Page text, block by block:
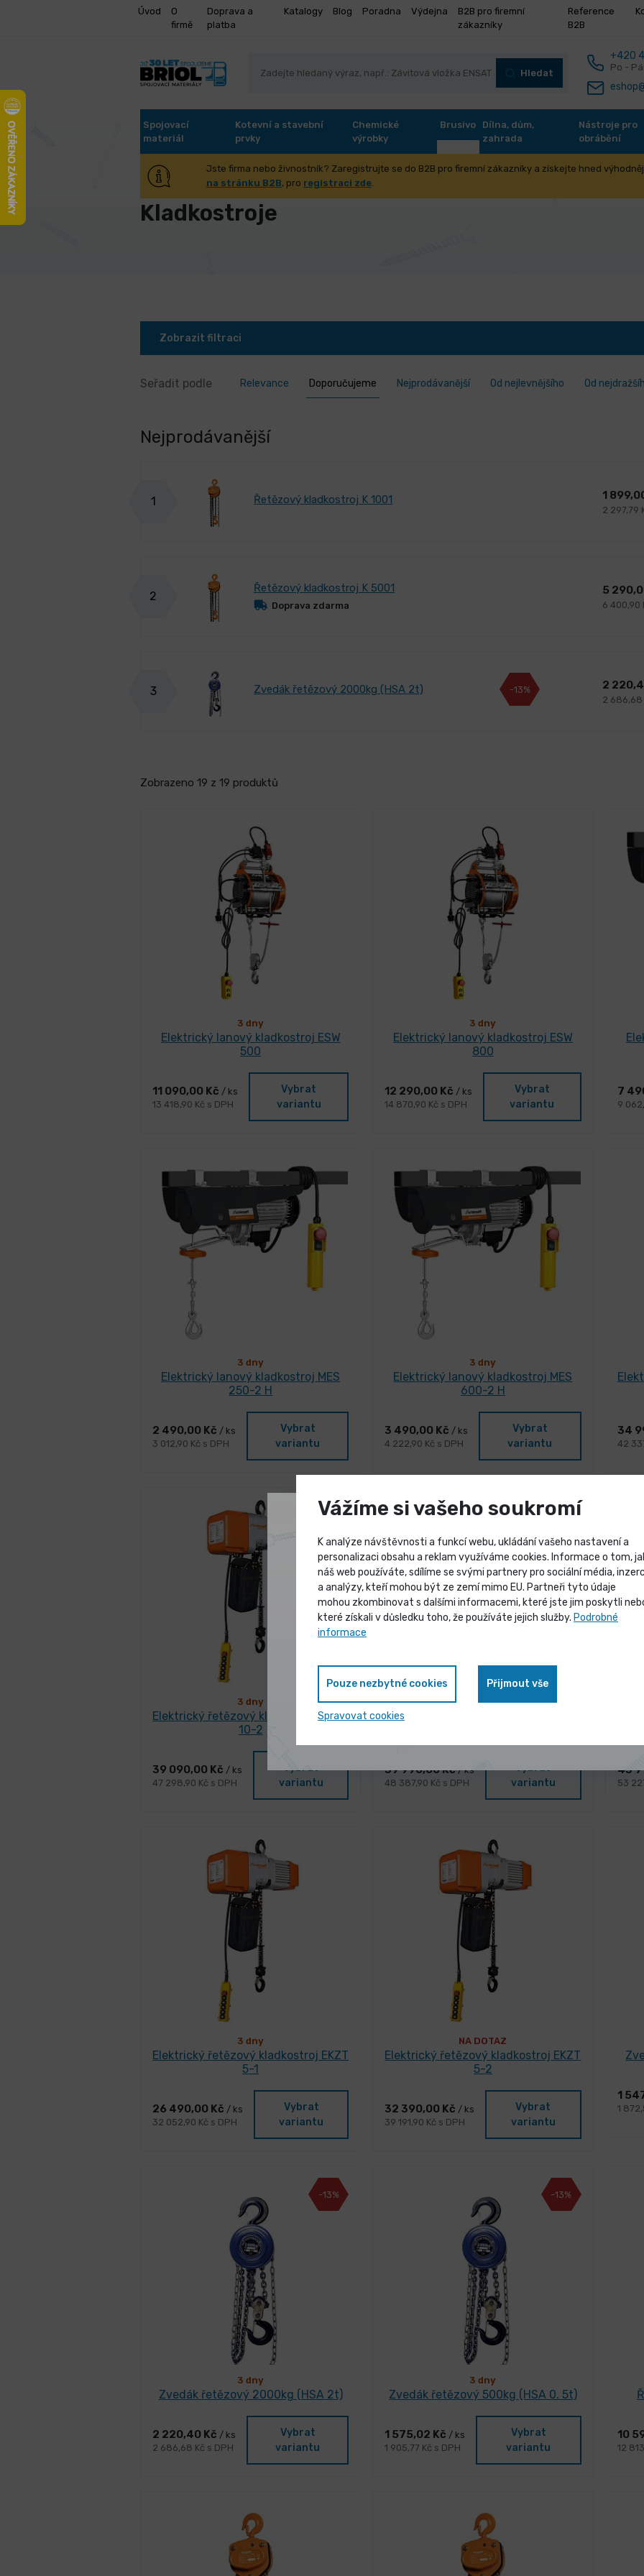
Úvod
O
firmě
Doprava a
platba
Katalogy Blog Poradna Výdejna
B2B pro firemní
zákazníky
Reference
B2B
Hledat
+420
Po -
Spojovací
materiál
Kotevní a stavební
prvky
Chemické
výrobky
Brusivo
Dílna, dům,
zahrada
Nástroje pro
obrábění
Jste firma nebo živnostník? Zaregistrujte se do B2B pro firemní zákazníky a získejte hned
na stránku B2B, pro registraci zde.
Úvod Stroje a příslušenství Manipulační technika
Kladkostroje
Zobrazit filtraci
Seřadit podle Relevance Doporučujeme Nejprodávanější Od nejlevnějšího Od
Nejprodávanější
1 Řetězový kladkostroj K 1001 1
2 297,79
2
Řetězový kladkostroj K 5001
Doprava zdarma
5
6 400,90
3 Zvedák řetězový 2000kg (HSA 2t) -13% 2
2 686,68
Zobrazeno 19 z 19 produktů
3 dny
Elektrický lanový kladkostroj ESW
500
11 090,00 Kč / ks
13 418,90 Kč s DPH
Vybrat
variantu
3 dny
Elektrický lanový kladkostroj ESW
800
12 290,00 Kč / ks
14 870,90 Kč s DPH
Vybrat
variantu
7
9
3 dny
Elektrický lanový kladkostroj MES
250-2 H
2 490,00 Kč / ks
3 012,90 Kč s DPH
Vybrat
variantu
3 dny
Elektrický lanový kladkostroj MES
600-2 H
3 490,00 Kč / ks
4 222,90 Kč s DPH
Vybrat
variantu
34
42
3 dny
Elektrický řetězový kladkostroj EKZT
10-2
39 090,00 Kč / ks
47 298,90 Kč s DPH
Vybrat
variantu
3 dny
Elektrický řetězový kladkostroj EKZT
39 990,00 Kč/ ks
48 387,90 Kč s DPH
Vybrat
variantu
43
53
3 dny
Elektrický řetězový kladkostroj EKZT
5-1
26 490,00 Kč / ks
32 052,90 Kč s DPH
Vybrat
variantu
NA DOTAZ
Elektrický řetězový kladkostroj EKZT
5-2
32 390,00 Kč / ks
39 191,90 Kč s DPH
Vybrat
variantu
1
1
-13%
3 dny
Zvedák řetězový 2000kg (HSA 2t)
2 220,40 Kč / ks
2 686,68 Kč s DPH
Vybrat
variantu
-13%
3 dny
Zvedák řetězový 500kg (HSA 0. 5t)
1 575,02 Kč / ks
1 905,77 Kč s DPH
Vybrat
variantu
10
12
Vážíme si vašeho soukromí
K analýze návštěvnosti a funkcí webu, ukládání vašeho nastavení a
personalizaci obsahu a reklam využíváme cookies. Informace o tom,
náš web používáte, sdílíme se svými partnery pro sociální média,
a analýzy, kteří mohou být ze zemí mimo EU. Partneři tyto údaje
mohou zkombinovat s dalšími informacemi, které jste jim poskytli
které získali v důsledku toho, že používáte jejich služby. Podrobné
informace
Pouze nezbytné cookies Přijmout vše
Spravovat cookies
Výprodej skladových